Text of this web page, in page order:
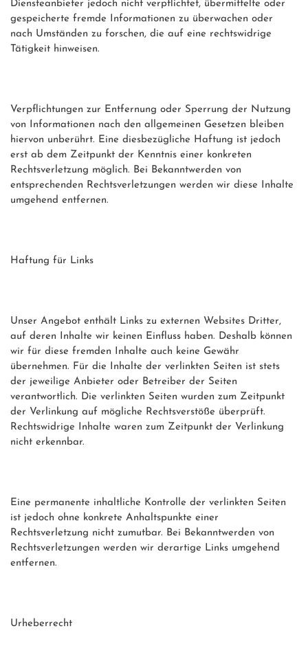
Diensteanbieter jedoch nicht verpflichtet, übermittelte oder
gespeicherte fremde Informationen zu überwachen oder
nach Umständen zu forschen, die auf eine rechtswidrige
Tätigkeit hinweisen.
Verpflichtungen zur Entfernung oder Sperrung der Nutzung
von Informationen nach den allgemeinen Gesetzen bleiben
hiervon unberührt. Eine diesbezügliche Haftung ist jedoch
erst ab dem Zeitpunkt der Kenntnis einer konkreten
Rechtsverletzung möglich. Bei Bekanntwerden von
entsprechenden Rechtsverletzungen werden wir diese Inhalte
umgehend entfernen.
Haftung für Links
Unser Angebot enthält Links zu externen Websites Dritter,
auf deren Inhalte wir keinen Einfluss haben. Deshalb können
wir für diese fremden Inhalte auch keine Gewähr
übernehmen. Für die Inhalte der verlinkten Seiten ist stets
der jeweilige Anbieter oder Betreiber der Seiten
verantwortlich. Die verlinkten Seiten wurden zum Zeitpunkt
der Verlinkung auf mögliche Rechtsverstöße überprüft.
Rechtswidrige Inhalte waren zum Zeitpunkt der Verlinkung
nicht erkennbar.
Eine permanente inhaltliche Kontrolle der verlinkten Seiten
ist jedoch ohne konkrete Anhaltspunkte einer
Rechtsverletzung nicht zumutbar. Bei Bekanntwerden von
Rechtsverletzungen werden wir derartige Links umgehend
entfernen.
Urheberrecht